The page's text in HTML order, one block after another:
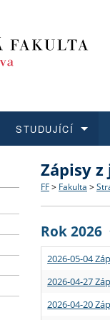
Struktura
Strategie
Podpora
Co
Učitelské
STUDUJÍCÍ
Rigorózní
O vědě a
Granty a
Aktuální
Zápisy
FF > Fakulta >
Rok 2026
2026-05-04
2026-04-27
2026-04-20